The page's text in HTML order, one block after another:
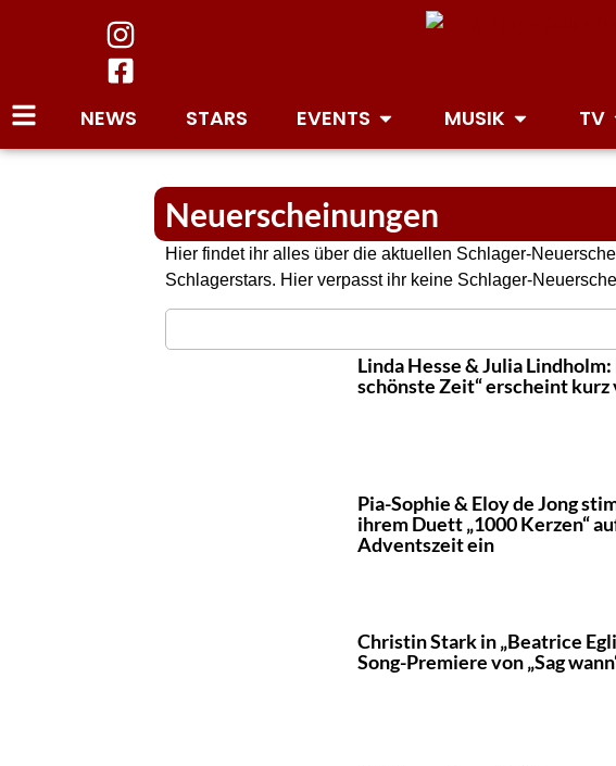
NEWS STARS EVENTS MUSIK TV
Neuerscheinungen
Hier findet ihr alles über die aktuellen Schlager-
Schlagerstars. Hier verpasst ihr keine Schlager-
Linda Hesse & Julia
schönste Zeit“ erscheint
Pia-Sophie & Eloy de Jong
ihrem Duett „1000 Kerzen“
Adventszeit ein
Christin Stark in „Beatrice
Song-Premiere von „Sag